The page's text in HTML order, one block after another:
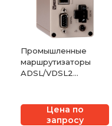
Промышленные
маршрутизаторы
ADSL/VDSL2
Цена по
запросу